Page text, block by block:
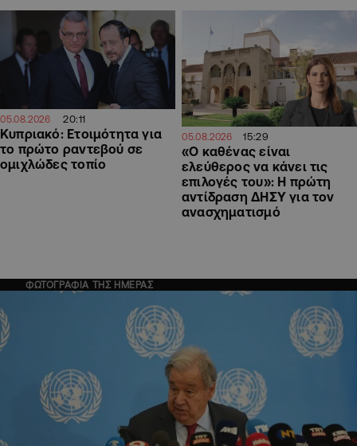
05.08.2026 20:11
Κυπριακό: Ετοιμότητα για
το πρώτο ραντεβού σε
ομιχλώδες τοπίο
05.08.2026 15:29
«Ο καθένας είναι
ελεύθερος να κάνει τις
επιλογές του»: Η πρώτη
αντίδραση ΔΗΣΥ για τον
ανασχηματισμό
ΦΩΤΟΓΡΑΦΙΑ ΤΗΣ ΗΜΕΡΑΣ